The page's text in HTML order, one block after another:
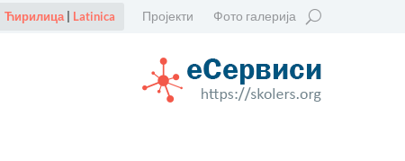
Пројекти Фото галерија
Ћирилица| Latinica